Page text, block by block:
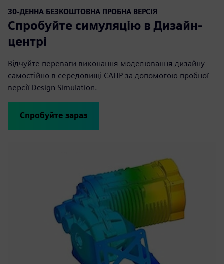
30-ДЕННА БЕЗКОШТОВНА ПРОБНА ВЕРСІЯ
Спробуйте симуляцію в Дизайн-
центрі
Відчуйте переваги виконання моделювання дизайну
самостійно в середовищі САПР за допомогою пробної
версії Design Simulation.
Спробуйте зараз